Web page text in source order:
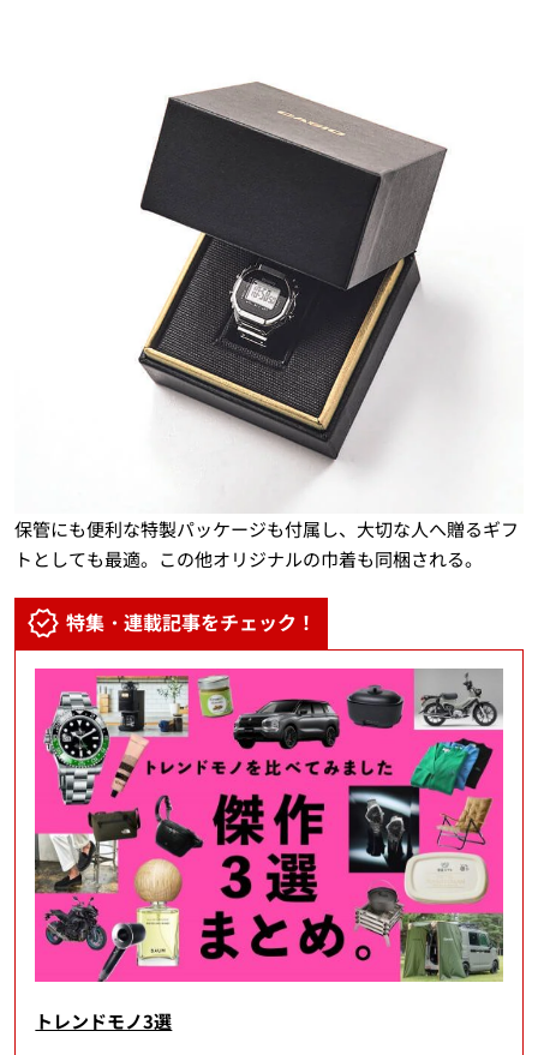
保管にも便利な特製パッケージも付属し、大切な人へ贈るギフ
トとしても最適。この他オリジナルの巾着も同梱される。
特集・連載記事をチェック！
トレンドモノ3選